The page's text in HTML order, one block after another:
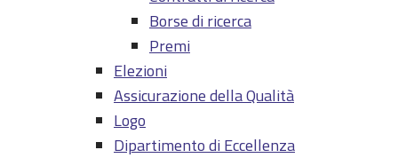
Borse di ricerca
Premi
Elezioni
Assicurazione della Qualità
Logo
Dipartimento di Eccellenza